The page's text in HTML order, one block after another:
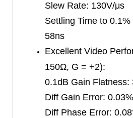
bandwidth of 250MHz (G =
flatness of 37MHz (G =
time and low distortion
amplifiers appropriate for
ADC and DAC.
The SGM8051 is available
and SOIC-8 packages. The
Slew Rate: 130V/μs
Settling Time to
58ns
Excellent Video
150Ω, G = +2):
0.1dB Gain Flatness:
Diff Gain Error: 0.03%
Diff Phase Error: